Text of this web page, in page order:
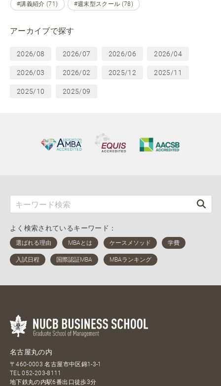
#講義紹介 (71) #週末型スクール (78)
アーカイブで探す
2026/08 2026/07 2026/06 2026/04
2026/03 2026/02 2025/12 2025/11
2025/10 2025/09
よく検索されているキーワード：
名古屋丸の内
〒460-0003 名古屋市中区錦1-3-1
TEL052-203-8111
地下鉄丸の内駅6番出口徒歩3分